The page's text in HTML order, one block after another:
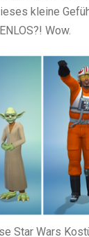
kleine
Wow.
Star Wars